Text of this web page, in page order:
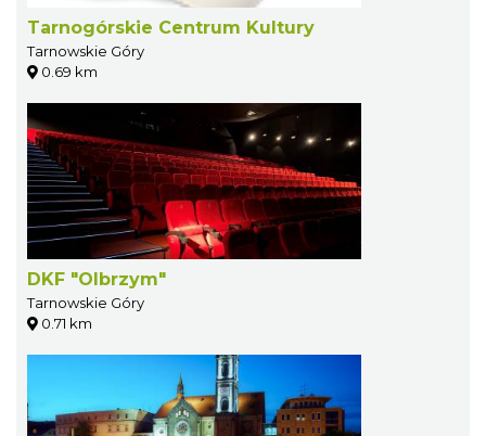
Tarnogórskie Centrum Kultury
Tarnowskie Góry
0.69 km
DKF "Olbrzym"
Tarnowskie Góry
0.71 km